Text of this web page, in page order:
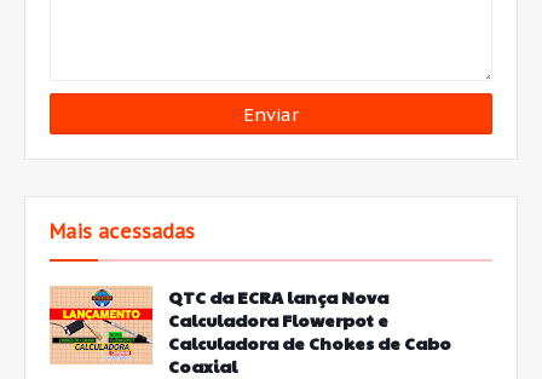
Mais acessadas
QTC da ECRA lança Nova
Calculadora Flowerpot e
Calculadora de Chokes de Cabo
Coaxial